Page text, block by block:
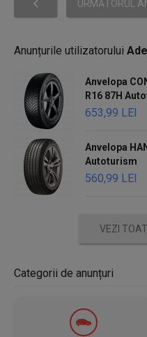
URMĂTORUL
Anunțurile utilizatorului
Anvelopa
R16 87H
653,99 LEI
Anvelopa
Autoturism
560,99 LEI
VEZI
Categorii de anunțuri